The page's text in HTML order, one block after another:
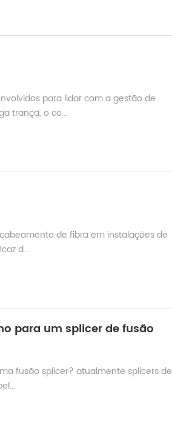
para lidar com a gestão de
trança, o co...
de fibra em instalações de
d...
para um splicer de fusão
fusão splicer? atualmente splicers de